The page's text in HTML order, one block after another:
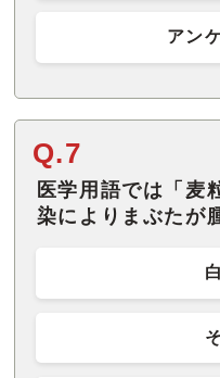
アン
Q.7
医学用語では「麦
染によりまぶたが